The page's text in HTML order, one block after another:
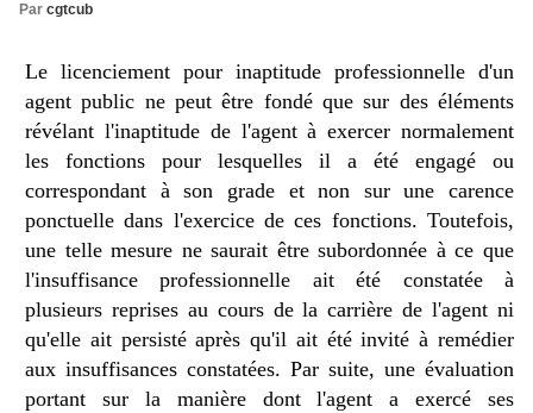
Par cgtcub
Le licenciement pour inaptitude professionnelle d'un
agent public ne peut être fondé que sur des éléments
révélant l'inaptitude de l'agent à exercer normalement
les fonctions pour lesquelles il a été engagé ou
correspondant à son grade et non sur une carence
ponctuelle dans l'exercice de ces fonctions. Toutefois,
une telle mesure ne saurait être subordonnée à ce que
l'insuffisance professionnelle ait été constatée à
plusieurs reprises au cours de la carrière de l'agent ni
qu'elle ait persisté après qu'il ait été invité à remédier
aux insuffisances constatées. Par suite, une évaluation
portant sur la manière dont l'agent a exercé ses